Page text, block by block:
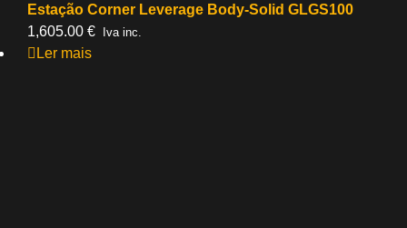
Estação Corner Leverage Body-Solid GLGS100
1,605.00 € Iva inc.
Ler mais